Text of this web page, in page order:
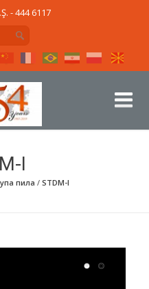
- 444 6117
I
пила / STDM-I